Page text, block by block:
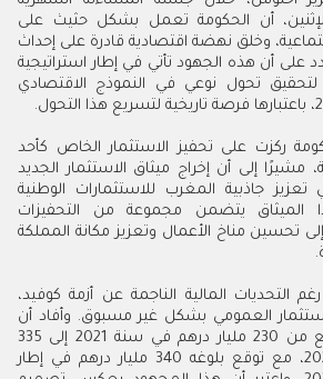
أن الحكومة تعمل بشكل حثيث على
وخلق نهضة اقتصادية قادرة على إحداث
على أن هذه الجهود تأتي في إطار استراتيجية
تحول نوعي في النموذج الاقتصادي
ركزت على تحفيز الاستثمار الخاص كأحد
مشيرًا إلى أن إخراج ميثاق الاستثمار الجديد
جاذبية المغرب للاستثمارات الوطنية
الميثاق يتضمن مجموعة من التحفيزات
تحسين مناخ الأعمال وتعزيز مكانة المملكة
التحديات المالية الناجمة عن أزمة كوفيد،
العمومي بشكل غير مسبوق. وأفاد أن
الاستثمار العمومي ارتفع من 230 مليار درهم في سنة 2021 إلى 335
مليار درهم في سنة 2024، مع توقع بلوغه 340 مليار درهم في إطار